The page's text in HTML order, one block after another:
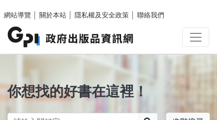
網站導覽
關於本站 隱私權及安全政策 聯絡我們
你想找的好書在這裡！